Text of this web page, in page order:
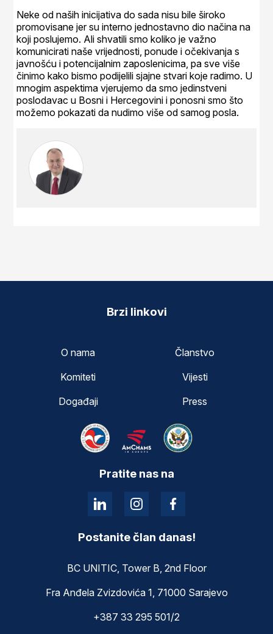
Neke od naših inicijativa do sada nisu bile široko
promovisane jer su interno jednostavno dio načina na
koji poslujemo. Ali shvatili smo koliko je važno
komunicirati naše vrijednosti, ponude i očekivanja s
javnošću i potencijalnim zaposlenicima, pa sve više
činimo kako bismo podijelili sjajne stvari koje radimo. U
mnogim aspektima vjerujemo da smo jedinstveni
poslodavac u Bosni i Hercegovini i ponosni smo što
možemo pokazati da nudimo više od samog posla.
Brzi linkovi
O nama
Članstvo
Komiteti
Vijesti
Događaji
Press
Pratite nas na
Postanite član danas!
BC UNITIC, Tower B, 2nd Floor
Fra Anđela Zvizdovića 1, 71000 Sarajevo
+387 33 295 501/2